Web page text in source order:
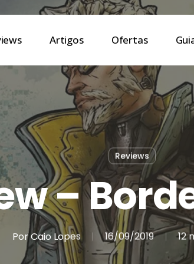
Artigos Ofertas
Reviews
–
PorCaio Lopes 16/09/2019 12